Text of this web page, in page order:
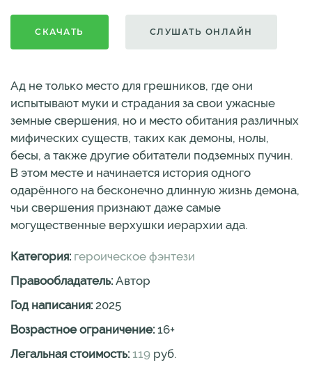
СКАЧАТЬ СЛУШАТЬ ОНЛАЙН
Ад не только место для грешников, где они
испытывают муки и страдания за свои ужасные
земные свершения, но и место обитания различных
мифических существ, таких как демоны, нолы,
бесы, а также другие обитатели подземных пучин.
В этом месте и начинается история одного
одарённого на бесконечно длинную жизнь демона,
чьи свершения признают даже самые
могущественные верхушки иерархии ада.
Категория: героическое фэнтези
Правообладатель: Автор
Год написания: 2025
Возрастное ограничение: 16+
Легальная стоимость: 119 руб.